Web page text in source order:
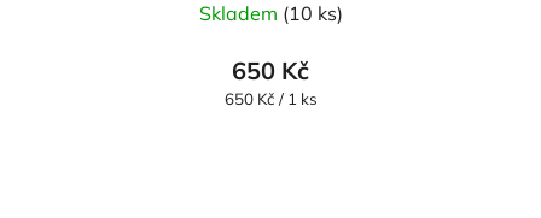
hodnocení
produktu
je
Skladem (10 ks)
650 Kč
Měrná
650 Kč / 1 ks